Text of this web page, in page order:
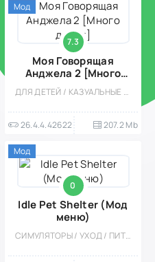
7.3
Моя Говорящая
Анджела 2 [Много
денег]
ДЛЯ ДЕТЕЙ / КАЗУАЛЬНЫЕ / ОБУЧАЮЩИЕ / ОФЛАЙН / ОДНОПОЛЬЗОВАТЕЛЬСКИЕ / СИМУЛЯТОРЫ / ПИТОМЦЫ / УХОД / АРКАДЫ / МОД / ДЕВОЧКАМ
26.4.4.42622 207.2 Mb
Мод
0
Idle Pet Shelter (Мод
меню)
СИМУЛЯТОРЫ / УХОД / ПИТОМЦЫ / КАЗУАЛЬНЫЕ / ОДНОПОЛЬЗОВАТЕЛЬСКИЕ / СТИЛИЗАЦИЯ / ОФЛАЙН / ВСТРОЕННЫЙ КЕШ / МОД / ДЛЯ ДЕТЕЙ / ДЕВОЧКАМ
Мод